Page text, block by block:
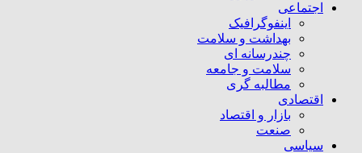
اجتماعی
اینفوگرافیک
بهداشت و سلامت
چندرسانه ای
سلامت و جامعه
مطالبه گری
اقتصادی
بازار و اقتصاد
صنعت
سیاسی